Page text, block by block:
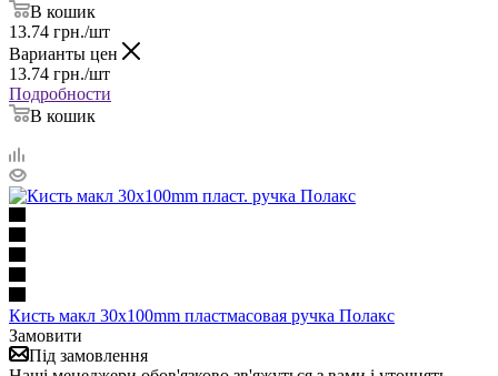
В кошик
13.74 грн./шт
Варианты цен
13.74 грн./шт
Подробности
В кошик
Кисть макл 30х100mm пластмасовая ручка Полакс
Замовити
Під замовлення